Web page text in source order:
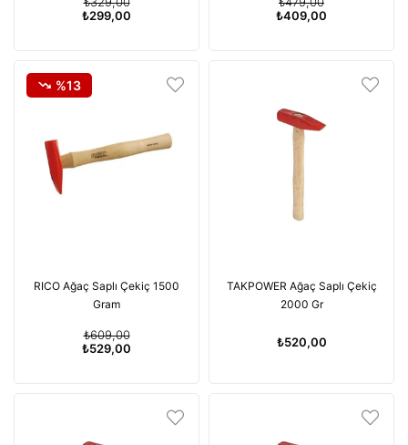
₺299,00
₺409,00
RICO Ağaç Saplı Çekiç 1500
Gram
₺529,00
₺609,00
%13
TAKPOWER Ağaç Saplı Çekiç
2000 Gr
₺520,00